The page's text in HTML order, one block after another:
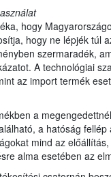
hogy
hogy ne lépjék túl
szermaradék,
A technológiai
az import termék
a
a hatóság
mind az
alma esetében az